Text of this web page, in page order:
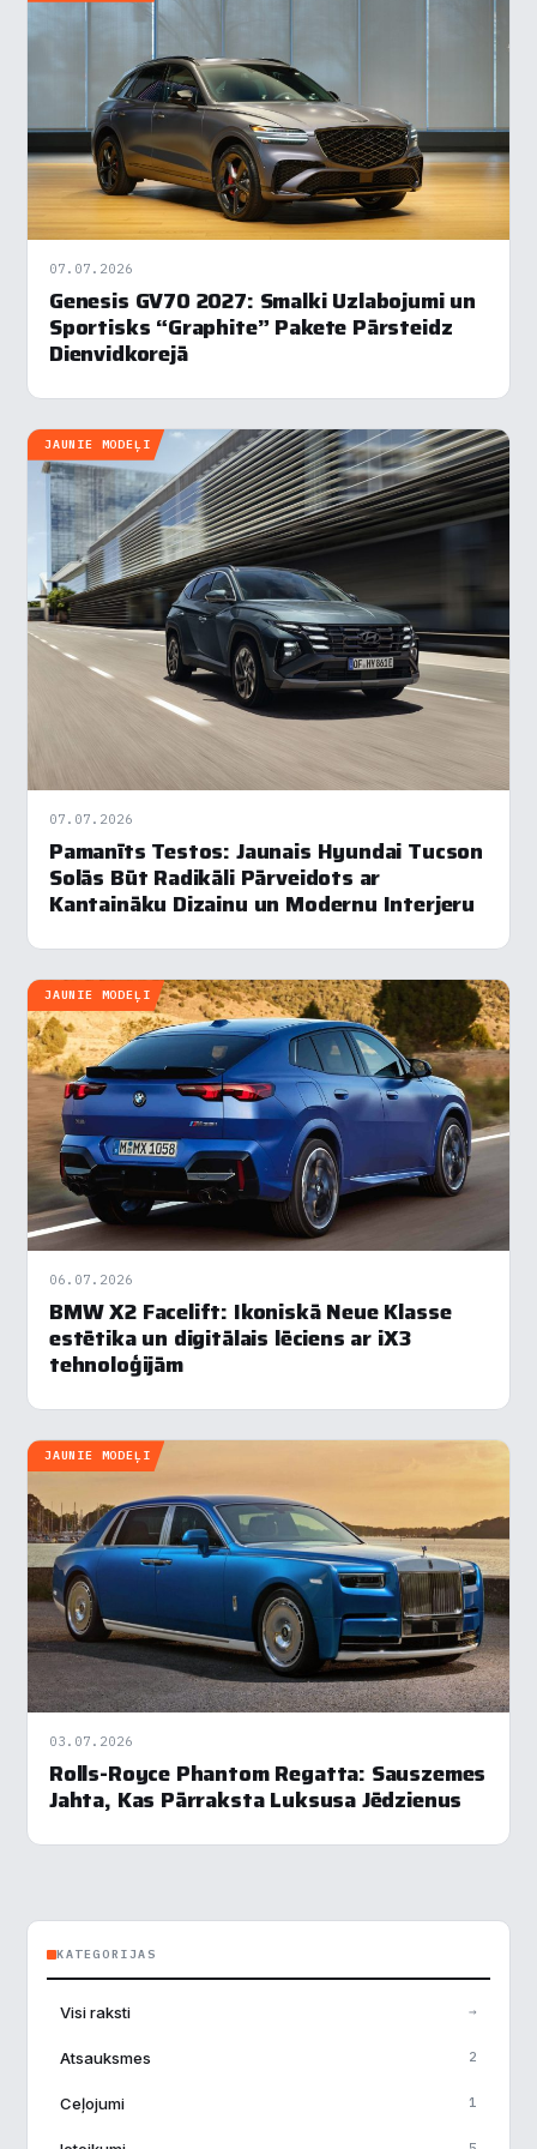
07.07.2026
Genesis GV70 2027: Smalki Uzlabojumi un
Sportisks “Graphite” Pakete Pārsteidz
Dienvidkorejā
JAUNIE MODEĻI
07.07.2026
Pamanīts Testos: Jaunais Hyundai Tucson
Solās Būt Radikāli Pārveidots ar
Kantaināku Dizainu un Modernu Interjeru
JAUNIE MODEĻI
06.07.2026
BMW X2 Facelift: Ikoniskā Neue Klasse
estētika un digitālais lēciens ar iX3
tehnoloģijām
JAUNIE MODEĻI
03.07.2026
Rolls-Royce Phantom Regatta: Sauszemes
Jahta, Kas Pārraksta Luksusa Jēdzienus
KATEGORIJAS
Visi raksti →
Atsauksmes 2
Ceļojumi 1
▶ Nepieciešamās
Funkcionālais
▶ Analītika
▶ Veiktspēja
Saglabāt preferences
Pieņemt visu